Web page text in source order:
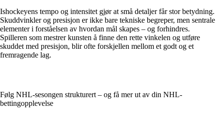
Ishockeyens tempo og intensitet gjør at små detaljer får stor betydning.
Skuddvinkler og presisjon er ikke bare tekniske begreper, men sentrale
elementer i forståelsen av hvordan mål skapes – og forhindres.
Spilleren som mestrer kunsten å finne den rette vinkelen og utføre
skuddet med presisjon, blir ofte forskjellen mellom et godt og et
fremragende lag.
Følg NHL-sesongen strukturert – og få mer ut av din NHL-
bettingopplevelse